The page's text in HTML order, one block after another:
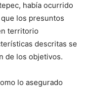
había ocurrido
los presuntos
territorio
descritas se
de los objetivos.
lo asegurado